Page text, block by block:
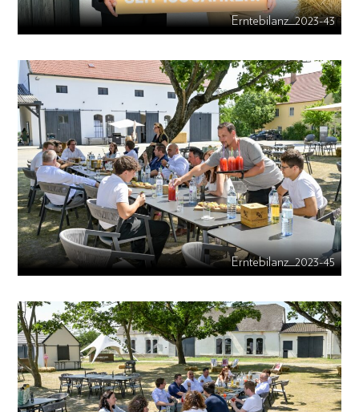
Erntebilanz_2023-43
Erntebilanz_2023-45